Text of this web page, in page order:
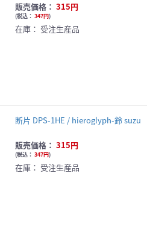
販売価格： 315円
(税込： 347円)
在庫： 受注生産品
断片 DPS-1HE / hieroglyph-鈴 suzu
販売価格： 315円
(税込： 347円)
在庫： 受注生産品